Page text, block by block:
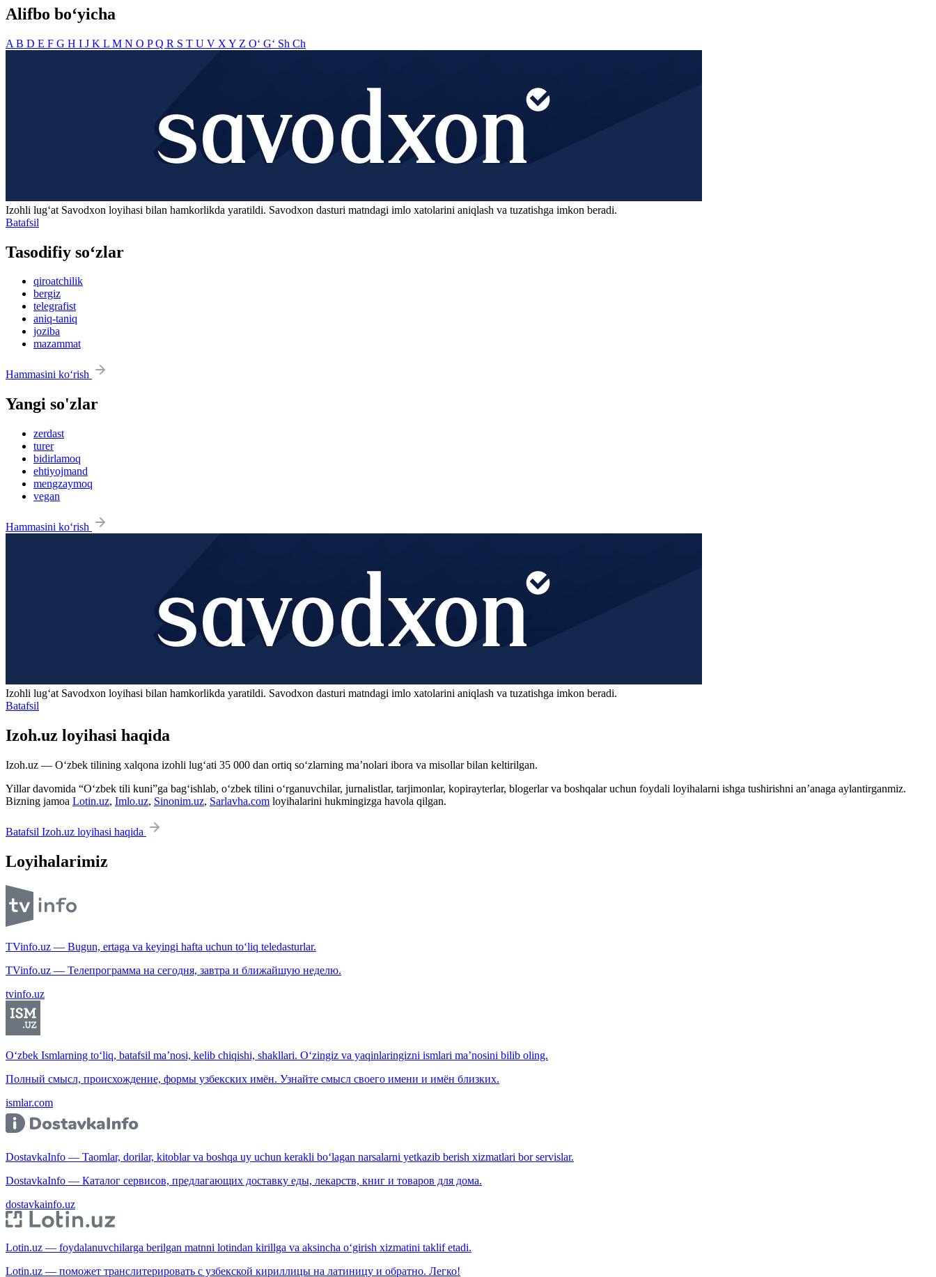
Alifbo bo‘yicha
A B D E F G H I J K L M N O PQ R S T U V X Y Z O‘ G‘ Sh Ch
Izohli lugʻat Savodxon loyihasi bilan hamkorlikda yaratildi. Savodxon dasturi matndagi imlo xatolarini aniqlash va tuzatishga imkon beradi.
Batafsil
Tasodifiy so‘zlar
qiroatchilik
bergiz
telegrafist
aniq-taniq
joziba
mazammat
Hammasini ko‘rish
Yangi so'zlar
zerdast
turer
bidirlamoq
ehtiyojmand
mengzaymoq
vegan
Hammasini ko‘rish
Izohli lugʻat Savodxon loyihasi bilan hamkorlikda yaratildi. Savodxon dasturi matndagi imlo xatolarini aniqlash va tuzatishga imkon beradi.
Batafsil
Izoh.uz loyihasi haqida
Izoh.uz — O‘zbek tilining xalqona izohli lug‘ati 35 000 dan ortiq so‘zlarning ma’nolari ibora va misollar bilan keltirilgan.
Yillar davomida “O‘zbek tili kuni”ga bag‘ishlab, o‘zbek tilini o‘rganuvchilar, jurnalistlar, tarjimonlar, kopirayterlar, blogerlar va boshqalar uchun foydali loyihalarni ishga tushirishni an’anaga aylantirganmiz.
Bizning jamoa Lotin.uz, Imlo.uz, Sinonim.uz, Sarlavha.com loyihalarini hukmingizga havola qilgan.
Batafsil Izoh.uz loyihasi haqida
Loyihalarimiz
TVinfo.uz — Bugun, ertaga va keyingi hafta uchun to‘liq teledasturlar.
TVinfo.uz — Телепрограмма на сегодня, завтра и ближайшую неделю.
tvinfo.uz
O‘zbek Ismlarning to‘liq, batafsil ma’nosi, kelib chiqishi, shakllari. O‘zingiz va yaqinlaringizni ismlari ma’nosini bilib oling.
Полный смысл, происхождение, формы узбекских имён. Узнайте смысл своего имени и имён близких.
ismlar.com
DostavkaInfo — Taomlar, dorilar, kitoblar va boshqa uy uchun kerakli bo‘lagan narsalarni yetkazib berish xizmatlari bor servislar.
DostavkaInfo — Каталог сервисов, предлагающих доставку еды, лекарств, книг и товаров для дома.
dostavkainfo.uz
Lotin.uz — foydalanuvchilarga berilgan matnni lotindan kirillga va aksincha o‘girish xizmatini taklif etadi.
Lotin.uz — поможет транслитерировать с узбекской кириллицы на латиницу и обратно. Легко!